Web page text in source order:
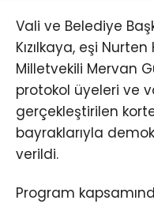
Vali ve Belediye
Kızılkaya, eşi Nurten
Milletvekili Mervan
protokol üyeleri ve
gerçekleştirilen
bayraklarıyla
verildi.
Program